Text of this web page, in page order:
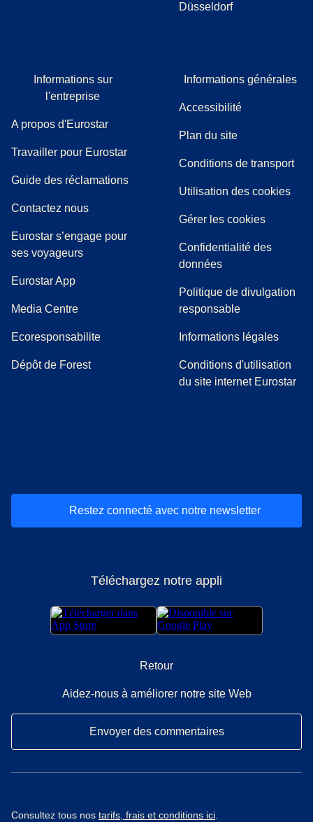
Düsseldorf
Informations sur
l'entreprise
A propos d'Eurostar
Travailler pour Eurostar
Guide des réclamations((
Contactez nous
Eurostar s’engage pour
ses voyageurs
Eurostar App
Media Centre( Ouvre un nouvel onglet)
Ecoresponsabilite
Dépôt de Forest
Informations générales
Accessibilité
Plan du site
Conditions de transport
Utilisation des cookies
Gérer les cookies
Confidentialité des
données
Politique de divulgation
responsable
Informations légales
Conditions d'utilisation
du site internet Eurostar
Restez connecté avec notre newsletter
Téléchargez notre appli
Retour
Aidez-nous à améliorer notre site Web
Envoyer des commentaires
Consultez tous nos tarifs, frais et conditions ici.